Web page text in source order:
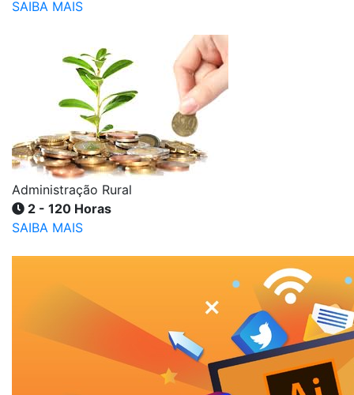
SAIBA MAIS
Administração Rural
2 - 120 Horas
SAIBA MAIS